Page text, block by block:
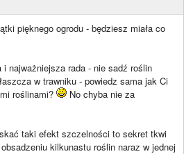
pięknego ogrodu - będziesz miała co
i najważniejsza rada - nie sadź roślin
w trawniku - powiedz sama jak Ci
roślinami?
No chyba nie za
taki efekt szczelności to sekret tkwi
kilkunastu roślin naraz w jednej